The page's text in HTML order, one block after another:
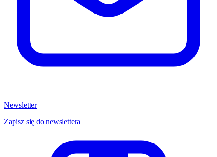
Newsletter
Zapisz się do newslettera